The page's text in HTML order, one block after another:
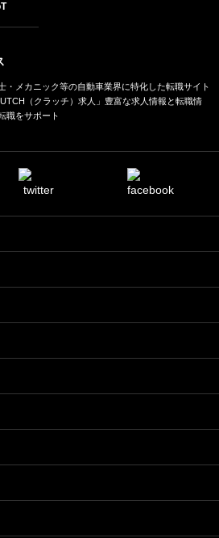
・メカニック等の自動車業界に特化した転職サイト
（クラッチ）求人」豊富な求人情報と転職情
職をサポート